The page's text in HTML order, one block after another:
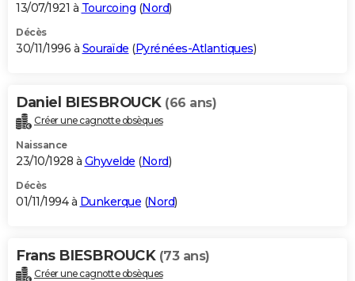
13/07/1921 à Tourcoing (Nord)
Décès
30/11/1996 à Souraïde (Pyrénées-Atlantiques)
Daniel BIESBROUCK (66 ans)
Créer une cagnotte obsèques
Naissance
23/10/1928 à Ghyvelde (Nord)
Décès
01/11/1994 à Dunkerque (Nord)
Frans BIESBROUCK (73 ans)
Créer une cagnotte obsèques